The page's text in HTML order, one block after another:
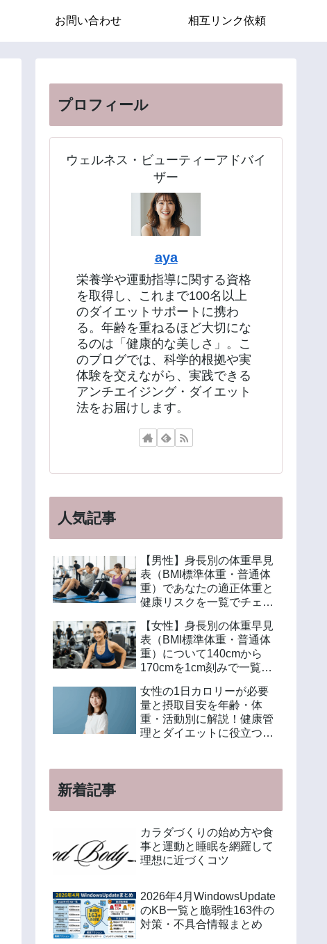
お問い合わせ 相互リンク依頼
プロフィール
ウェルネス・ビューティーアドバイ
ザー
aya
栄養学や運動指導に関する資格
を取得し、これまで100名以上
のダイエットサポートに携わ
る。年齢を重ねるほど大切にな
るのは「健康的な美しさ」。こ
のブログでは、科学的根拠や実
体験を交えながら、実践できる
アンチエイジング・ダイエット
法をお届けします。
人気記事
【男性】身長別の体重早見
表（BMI標準体重・普通体
重）であなたの適正体重と
健康リスクを一覧でチェッ
【女性】身長別の体重早見
表（BMI標準体重・普通体
重）について140cmから
170cmを1cm刻みで一覧解
算方法も紹介
女性の1日カロリーが必要
量と摂取目安を年齢・体
重・活動別に解説！健康管
理とダイエットに役立つ計
新着記事
カラダづくりの始め方や食
事と運動と睡眠を網羅して
理想に近づくコツ
2026年4月WindowsUpdate
のKB一覧と脆弱性163件の
対策・不具合情報まとめ